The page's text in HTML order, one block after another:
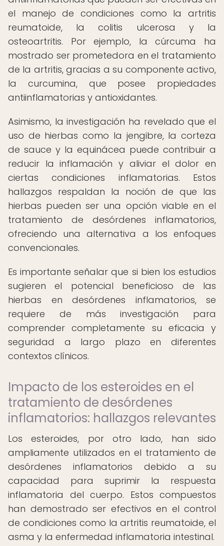
el manejo de condiciones como la artritis
reumatoide, la colitis ulcerosa y la
osteoartritis. Por ejemplo, la cúrcuma ha
mostrado ser prometedora en el tratamiento
de la artritis, gracias a su componente activo,
la curcumina, que posee propiedades
antiinflamatorias y antioxidantes.
Asimismo, la investigación ha revelado que el
uso de hierbas como la jengibre, la corteza
de sauce y la equinácea puede contribuir a
reducir la inflamación y aliviar el dolor en
ciertas condiciones inflamatorias. Estos
hallazgos respaldan la noción de que las
hierbas pueden ser una opción viable en el
tratamiento de desórdenes inflamatorios,
ofreciendo una alternativa a los enfoques
convencionales.
Es importante señalar que si bien los estudios
sugieren el potencial beneficioso de las
hierbas en desórdenes inflamatorios, se
requiere de más investigación para
comprender completamente su eficacia y
seguridad a largo plazo en diferentes
contextos clínicos.
Impacto de los esteroides en el
tratamiento de desórdenes
inflamatorios: hallazgos relevantes
Los esteroides, por otro lado, han sido
ampliamente utilizados en el tratamiento de
desórdenes inflamatorios debido a su
capacidad para suprimir la respuesta
inflamatoria del cuerpo. Estos compuestos
han demostrado ser efectivos en el control
de condiciones como la artritis reumatoide, el
asma y la enfermedad inflamatoria intestinal.